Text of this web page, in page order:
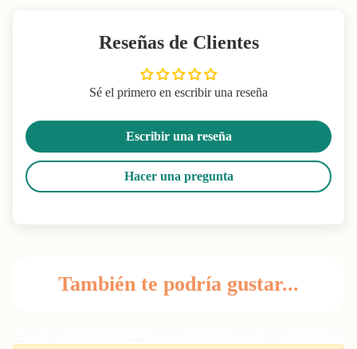
Reseñas de Clientes
Sé el primero en escribir una reseña
Escribir una reseña
Hacer una pregunta
También te podría gustar...